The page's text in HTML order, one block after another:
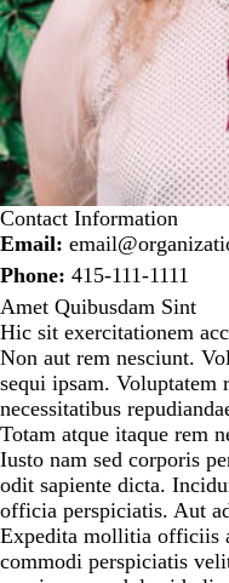
Contact Information
Email:
Phone: 415-111-1111
Amet Quibusdam Sint
Hic sit exercitationem
Non aut rem nesciunt.
sequi ipsam. Voluptatem
necessitatibus
Totam atque itaque rem
Iusto nam sed corporis
odit sapiente dicta.
officia perspiciatis. Aut
Expedita mollitia officiis
commodi perspiciatis